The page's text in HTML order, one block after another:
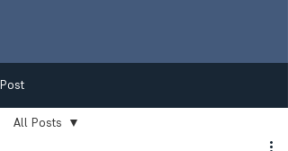
Post
All Posts